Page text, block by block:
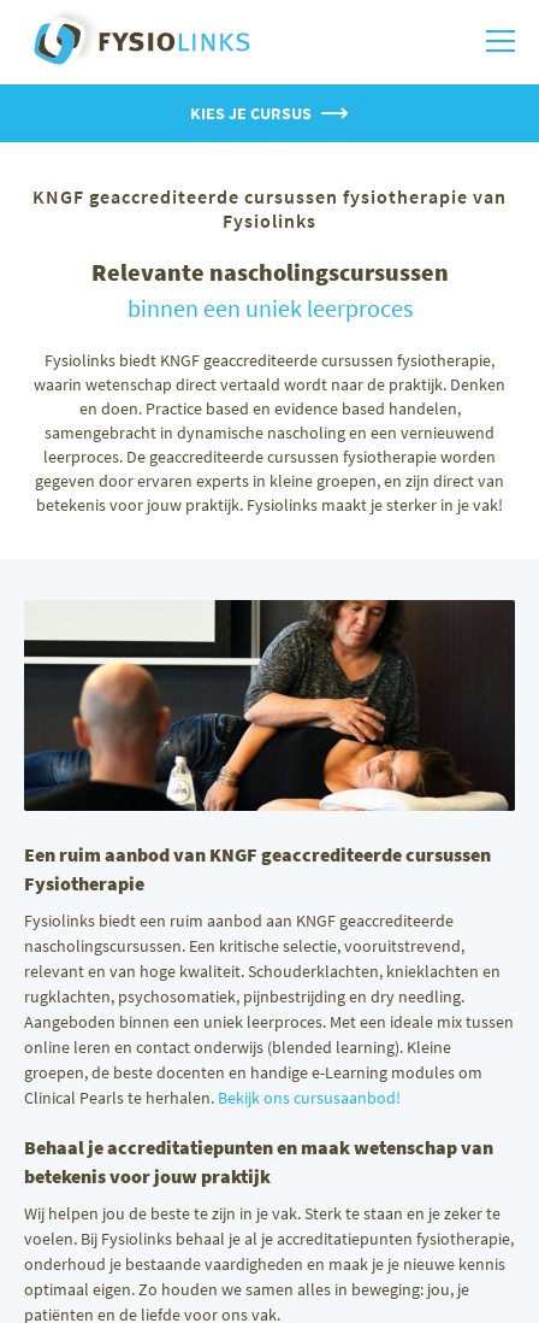
KIES JE CURSUS
KNGF geaccrediteerde cursussen fysiotherapie van
Fysiolinks
Relevante nascholingscursussen
binnen een uniek leerproces
Fysiolinks biedt KNGF geaccrediteerde cursussen fysiotherapie,
waarin wetenschap direct vertaald wordt naar de praktijk. Denken
en doen. Practice based en evidence based handelen,
samengebracht in dynamische nascholing en een vernieuwend
leerproces. De geaccrediteerde cursussen fysiotherapie worden
gegeven door ervaren experts in kleine groepen, en zijn direct van
betekenis voor jouw praktijk. Fysiolinks maakt je sterker in je vak!
Een ruim aanbod van KNGF geaccrediteerde cursussen
Fysiotherapie
Fysiolinks biedt een ruim aanbod aan KNGF geaccrediteerde
nascholingscursussen. Een kritische selectie, vooruitstrevend,
relevant en van hoge kwaliteit. Schouderklachten, knieklachten en
rugklachten, psychosomatiek, pijnbestrijding en dry needling.
Aangeboden binnen een uniek leerproces. Met een ideale mix tussen
online leren en contact onderwijs (blended learning). Kleine
groepen, de beste docenten en handige e-Learning modules om
Clinical Pearls te herhalen. Bekijk ons cursusaanbod!
Behaal je accreditatiepunten en maak wetenschap van
betekenis voor jouw praktijk
Wij helpen jou de beste te zijn in je vak. Sterk te staan en je zeker te
voelen. Bij Fysiolinks behaal je al je accreditatiepunten fysiotherapie,
onderhoud je bestaande vaardigheden en maak je je nieuwe kennis
optimaal eigen. Zo houden we samen alles in beweging: jou, je
patiënten en de liefde voor ons vak.